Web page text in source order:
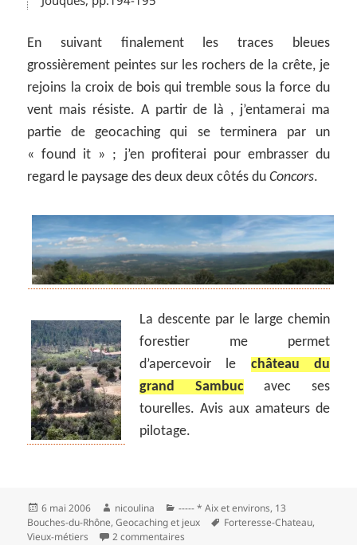
En suivant finalement les traces bleues
grossièrement peintes sur les rochers de la crête, je
rejoins la croix de bois qui tremble sous la force du
vent mais résiste. A partir de là , j’entamerai ma
partie de geocaching qui se terminera par un
« found it » ; j’en profiterai pour embrasser du
regard le paysage des deux deux côtés duConcors.
La descente par le large chemin
forestier me permet
d’apercevoir le château du
grand Sambucavec ses
tourelles. Avis aux amateurs de
pilotage.
Publié
le
6 mai 2006 Auteur
nicoulina Catégories
----- * Aix et environs, 13
Bouches-du-Rhône,Geocaching et jeux Mots-
clés
Forteresse-Chateau,
Vieux-métiers
2 commentaires